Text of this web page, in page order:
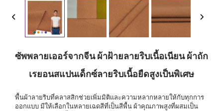
ซัพพลายเออร์จากจีน ผ้าฝ้ายลายริบเนื้อเนียน ผ้าถัก
เรยอนสแปนเด็กซ์ลายริบเนื้อยืดสูงเป็นพิเศษ
พื้นผ้าลายริบที่คลาสสิกช่วยเพิ่มมิติและความหลากหลายให้กับทุกการ
ออกแบบ มีให้เลือกในหลายเฉดสีที่เป็นสีพื้น ผ้าคุณภาพสูงที่ผสมเป็น